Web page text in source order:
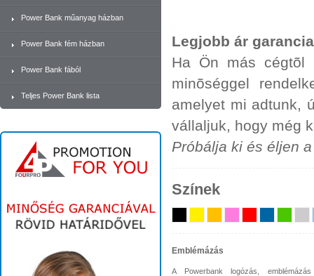
Power Bank műanyag házban
Power Bank fém házban
Power Bank fából
Teljes Power Bank lista
Legjobb ár garancia
Ha Ön más cégtõl
minõséggel
amelyet mi adtunk,
vállaljuk, hogy még
Próbálja ki és éljen
Színek
Emblémázás
A Powerbank logózás,